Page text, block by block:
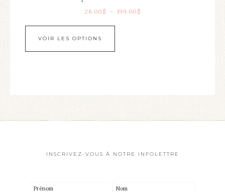
28.00 $ – 199.00 $
VOIR LES OPTIONS
INSCRIVEZ-VOUS À NOTRE INFOLETTRE